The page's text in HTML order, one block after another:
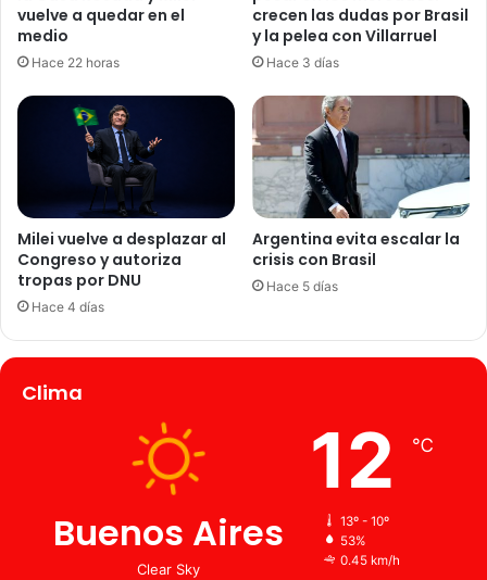
vuelve a quedar en el
medio
Hace 22 horas
crecen las dudas por Brasil
y la pelea con Villarruel
Hace 3 días
Milei vuelve a desplazar al
Congreso y autoriza
tropas por DNU
Hace 4 días
Argentina evita escalar la
crisis con Brasil
Hace 5 días
Clima
Buenos Aires
Clear Sky
12 ℃
13º - 10º
53%
0.45 km/h